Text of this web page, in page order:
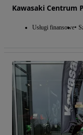
Kawasaki Centrum
Usługi finansowe